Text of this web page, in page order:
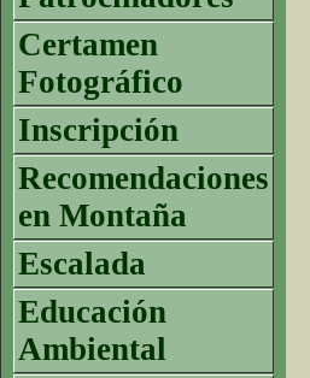
Certamen
Fotográfico
Inscripción
Recomendaciones
en Montaña
Escalada
Educación
Ambiental